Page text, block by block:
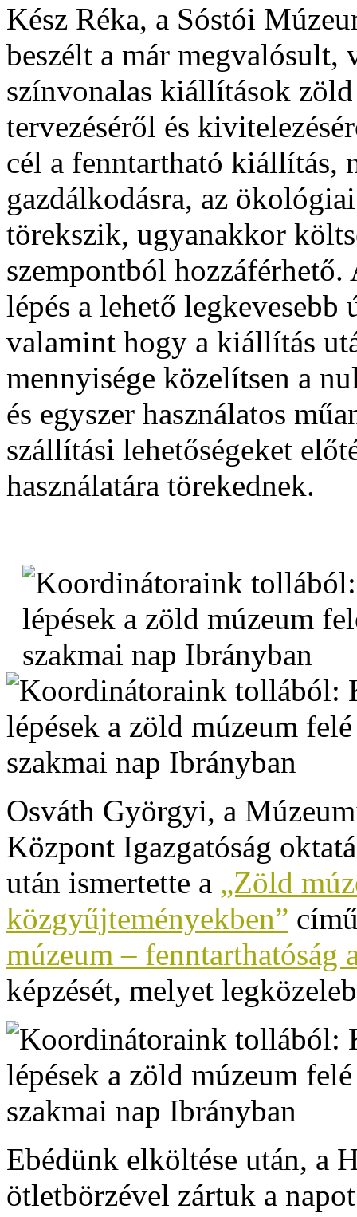
Kész Réka, a Sóstói
beszélt a már
színvonalas kiállítások
tervezéséről és
cél a fenntartható kiállítás,
gazdálkodásra, az
törekszik, ugyanakkor
szempontból
lépés a lehető legkevesebb
valamint hogy a kiállítás
mennyisége közelítsen a
és egyszer használatos
szállítási lehetőségeket
használatára törekednek.
Osváth Györgyi, a
Központ Igazgatóság
után ismertette a „Zöld
közgyűjteményekben”
múzeum – fenntarthatóság
képzését, melyet
Ebédünk elköltése után, a
ötletbörzével zártuk a